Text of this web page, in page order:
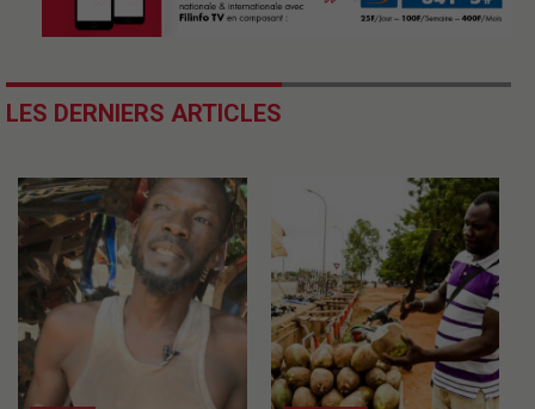
LES DERNIERS ARTICLES